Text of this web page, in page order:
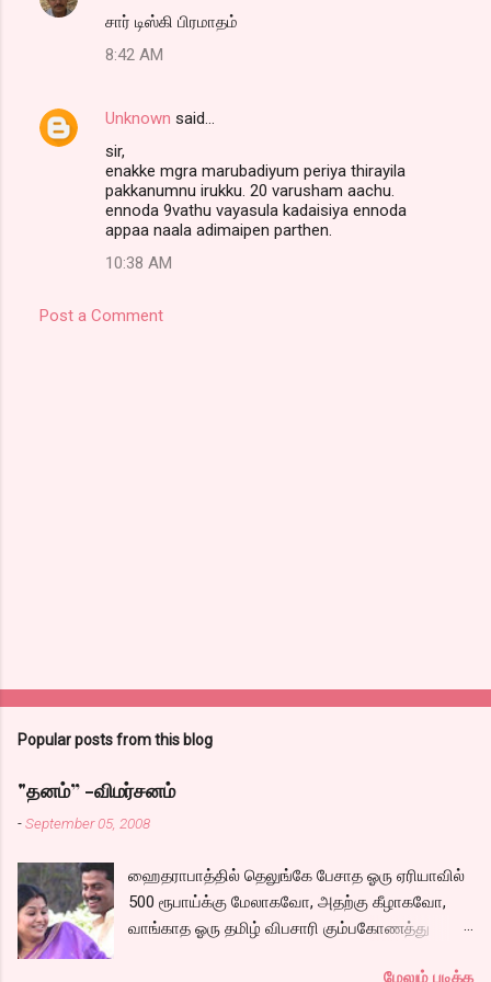
சார் டிஸ்கி பிரமாதம்
8:42 AM
Unknown said…
sir,
enakke mgra marubadiyum periya thirayila
pakkanumnu irukku. 20 varusham aachu.
ennoda 9vathu vayasula kadaisiya ennoda
appaa naala adimaipen parthen.
10:38 AM
Post a Comment
Popular posts from this blog
"தனம்” -விமர்சனம்
-September 05, 2008
ஹைதராபாத்தில் தெலுங்கே பேசாத ஓரு ஏரியாவில்
500 ரூபாய்க்கு மேலாகவோ, அதற்கு கீழாகவோ,
வாங்காத ஓரு தமிழ் விபசாரி கும்பகோணத்து
மேலும் படிக்க